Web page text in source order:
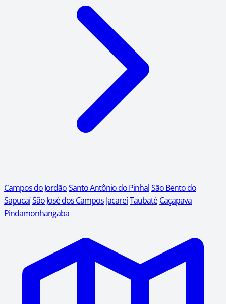
Campos do JordãoSanto Antônio do PinhalSão Bento do
SapucaíSão José dos Campos JacareíTaubaté Caçapava
Pindamonhangaba